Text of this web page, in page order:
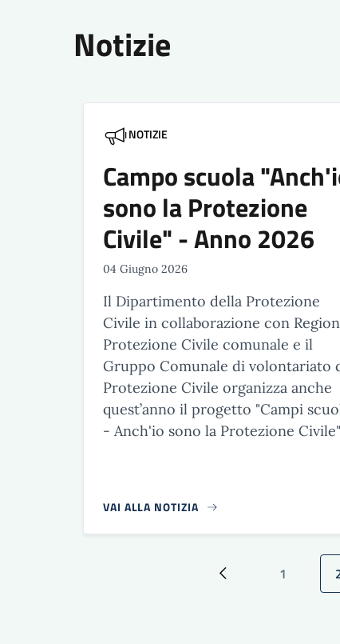
Notizie
NOTIZIE
Campo scuola
sono la Protezione
Civile" - Anno 2026
04 Giugno 2026
Il Dipartimento della Protezione
Civile in collaborazione con
Protezione Civile comunale e il
Gruppo Comunale di volontariato
Protezione Civile organizza anche
quest’anno il progetto "Campi
- Anch'io sono la Protezione Civile"
VAI ALLA NOTIZIA
Pagina precedente
Pagina
1